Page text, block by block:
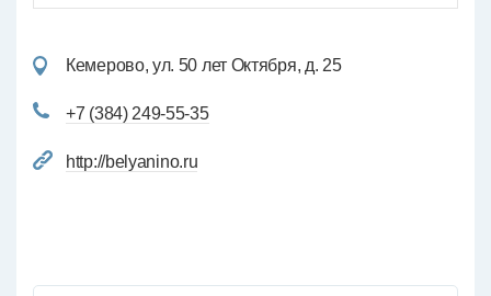
Кемерово, ул. 50 лет Октября, д. 25
+7 (384) 249-55-35
http://belyanino.ru